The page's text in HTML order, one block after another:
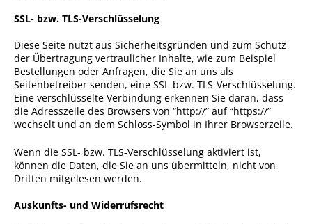
SSL- bzw. TLS-Verschlüsselung
Diese Seite nutzt aus Sicherheitsgründen und zum Schutz
der Übertragung vertraulicher Inhalte, wie zum Beispiel
Bestellungen oder Anfragen, die Sie an uns als
Seitenbetreiber senden, eine SSL-bzw. TLS-Verschlüsselung.
Eine verschlüsselte Verbindung erkennen Sie daran, dass
die Adresszeile des Browsers von “http://” auf “https://”
wechselt und an dem Schloss-Symbol in Ihrer Browserzeile.
Wenn die SSL- bzw. TLS-Verschlüsselung aktiviert ist,
können die Daten, die Sie an uns übermitteln, nicht von
Dritten mitgelesen werden.
Auskunfts- und Widerrufsrecht